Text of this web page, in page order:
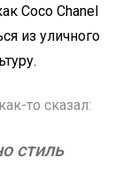
Coco Chanel
из уличного
то сказал:
стиль